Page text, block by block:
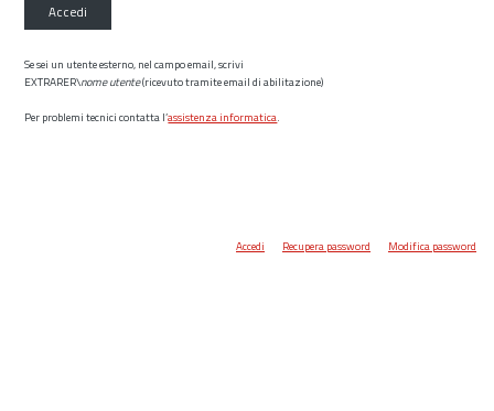
Accedi
Se sei un utente esterno, nel campo email, scrivi
EXTRARER\nome utente(ricevuto tramite email di abilitazione)
Per problemi tecnici contatta l’assistenza informatica.
Accedi Recupera password Modifica password